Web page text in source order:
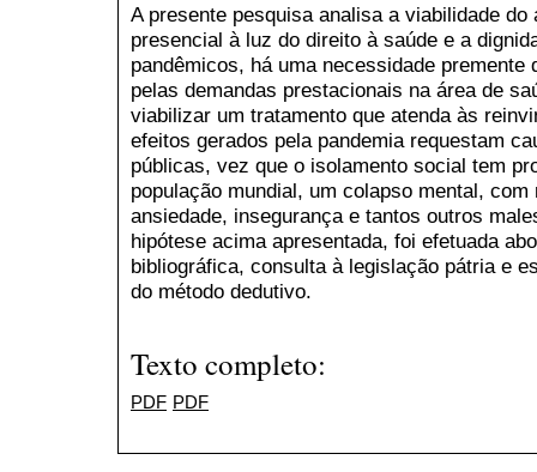
A presente pesquisa analisa a viabilidade
presencial à luz do direito à saúde e a
pandêmicos, há uma necessidade
pelas demandas prestacionais na área de
viabilizar um tratamento que atenda às
efeitos gerados pela pandemia requestam
públicas, vez que o isolamento social tem
população mundial, um colapso mental,
ansiedade, insegurança e tantos outros
hipótese acima apresentada, foi efetuada
bibliográfica, consulta à legislação pátria e
do método dedutivo.
Texto completo:
PDF PDF